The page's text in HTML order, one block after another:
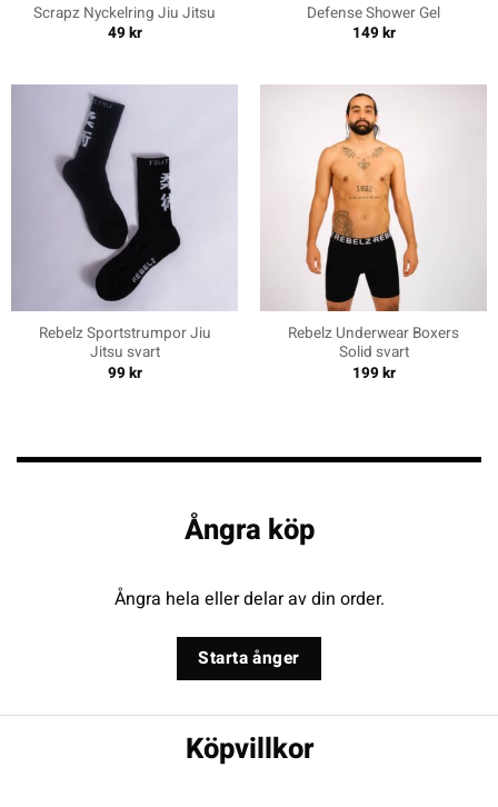
Scrapz Nyckelring Jiu Jitsu
49kr
Defense Shower Gel
149kr
Rebelz Sportstrumpor Jiu
Jitsu svart
99kr
Rebelz Underwear Boxers
Solid svart
199kr
Ångra köp
Ångra hela eller delar av din order.
Starta ånger
Köpvillkor